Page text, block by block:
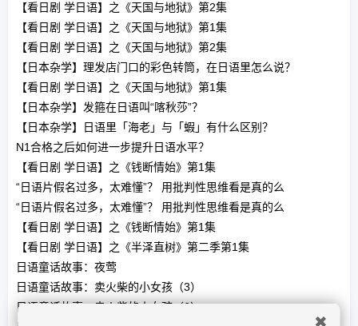
✖
【看日剧 学日语】之《天国与地狱》第2集
【看日剧 学日语】之《天国与地狱》第1集
【看日剧 学日语】之《天国与地狱》第2集
【日本杂学】理发店门口的彩色转筒，在日语里怎么说？
【看日剧 学日语】之《天国与地狱》第1集
【日本杂学】发箍在日语叫“喀秋莎”？
【日本杂学】日语里「海老」与「蝦」有什么区别？
N1合格之后如何进一步提升日语水平？
【看日剧 学日语】之《钱断情始》第1集
“日语片假名过多，太难懂”？ 用批判性思维看是真的么
“日语片假名过多，太难懂”？ 用批判性思维看是真的么
【看日剧 学日语】之《钱断情始》第1集
【看日剧 学日语】之《半泽直树》第二季第1集
日语童话故事：夜莺
日语童话故事：卖火柴的小女孩（3）
日语童话故事：卖火柴的小女孩（6）